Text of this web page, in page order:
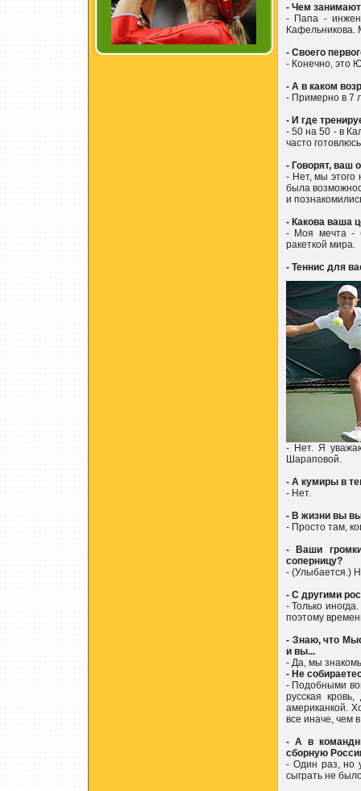
- Чем
- Папа -
Кафельникова.
- Своего
- Конечно, это
- А в каком
- Примерно в 7
- И где
- 50 на 50 - в
часто
- Говорят, ваш
- Нет, мы этого
была
и
- Какова ваша
- Моя мечта -
ракеткой мира.
- Теннис для
- Нет. Я
Шараповой.
- А кумиры в
- Нет.
- В жизни вы
- Просто там,
- Ваши
соперницу?
- (Улыбается.)
- С другими
- Только
поэтому
- Знаю, что
и вы...
- Да, мы
- Не
- Подобными
русская
американкой.
все иначе, чем
- А в
сборную
- Один раз, но
сыграть не